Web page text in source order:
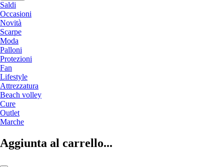
Saldi
Occasioni
Novità
Scarpe
Moda
Palloni
Protezioni
Fan
Lifestyle
Attrezzatura
Beach volley
Cure
Outlet
Marche
Aggiunta al carrello...